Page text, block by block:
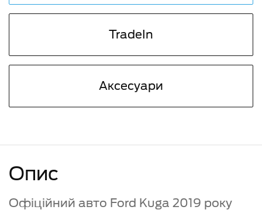
TradeIn
Аксесуари
Опис
Офіційний авто Ford Kuga 2019 року